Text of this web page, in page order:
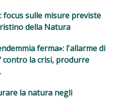
focus sulle misure previste
della Natura
ferma»: l'allarme di
contro la crisi, produrre
la natura negli